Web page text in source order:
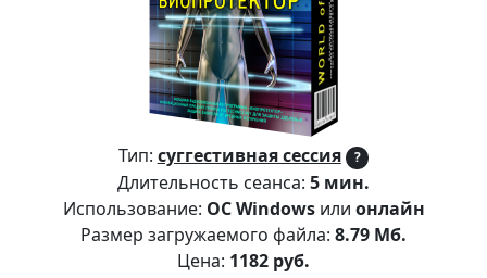
Тип: суггестивная сессия ?
Длительность сеанса: 5 мин.
Использование: ОС Windowsили онлайн
Размер загружаемого файла: 8.79 Мб.
Цена: 1182 руб.